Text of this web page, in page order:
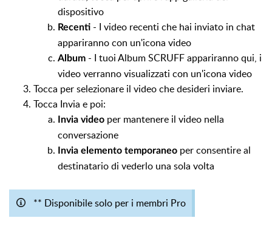
dispositivo
Recenti - I video recenti che hai inviato in chat
appariranno con un'icona video
Album - I tuoi Album SCRUFF appariranno qui, i
video verranno visualizzati con un'icona video
Tocca per selezionare il video che desideri inviare.
Tocca Invia e poi:
Invia video per mantenere il video nella
conversazione
Invia elemento temporaneo per consentire al
destinatario di vederlo una sola volta
** Disponibile solo per i membri Pro